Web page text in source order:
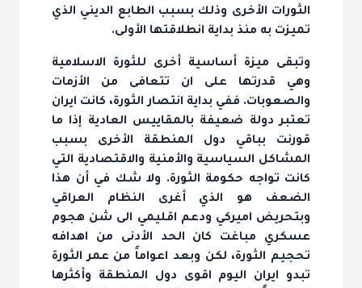
الثورات الأخرى وذلك بسبب الطابع الديني الذي
تميزت به منذ بداية انطلاقتها الأولى.
وتبقى ميزة أساسية أخرى للثورة الاسلامية
وهي قدرتها على ان تتعافى من الأزمات
والصعوبات. ففي بداية انتصار الثورة، كانت ايران
تعتبر دولة ضعيفة بالمقاييس العادية إذا ما
قورنت بباقي دول المنطقة الأخرى بسبب
المشاكل السياسية والأمنية والاقتصادية التي
كانت تواجه حكومة الثورة. ولا شك في أن هذا
الضعف هو الذي أغرى النظام العراقي
وبتحريض اميركي ودعم اقليمي الى شن هجوم
عسكري مباغت كان الحد الأدنى من اهدافه
تحجيم الثورة، لكن وبعد اعواماً من عمر الثورة
تبدو ايران اليوم اقوى دول المنطقة وأكثرها